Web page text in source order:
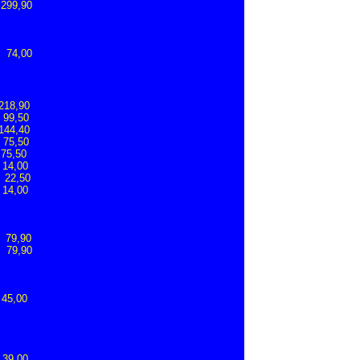
79,90